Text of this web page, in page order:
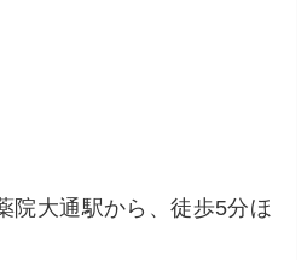
院大通駅から、徒歩5分ほ